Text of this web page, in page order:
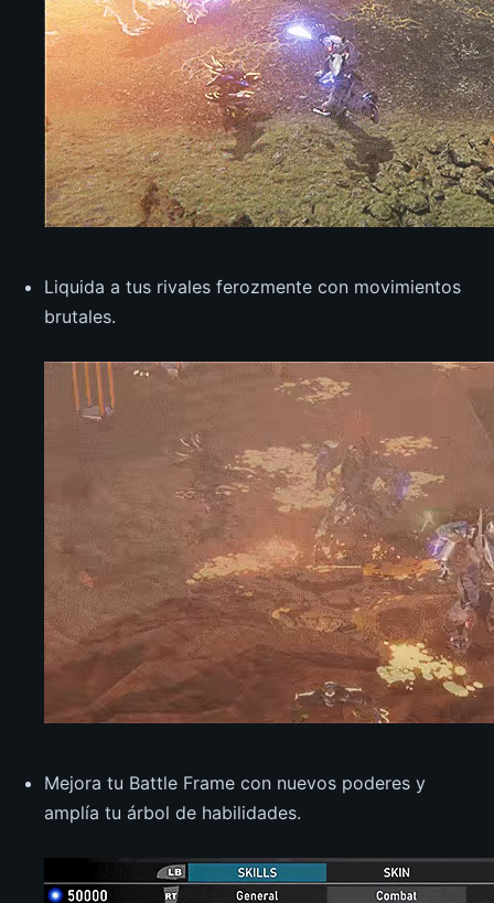
Liquida a tus rivales ferozmente con movimientos
brutales.
Mejora tu Battle Frame con nuevos poderes y
amplía tu árbol de habilidades.